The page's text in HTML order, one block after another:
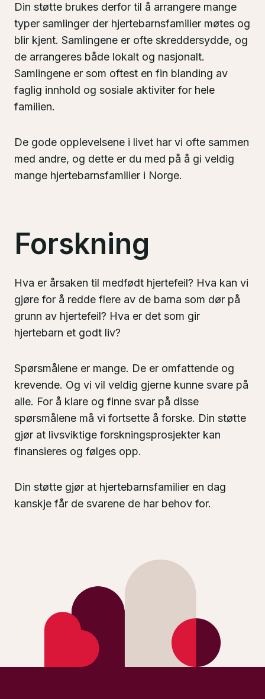
Din støtte brukes derfor til å arrangere mange
typer samlinger der hjertebarnsfamilier møtes og
blir kjent. Samlingene er ofte skreddersydde, og
de arrangeres både lokalt og nasjonalt.
Samlingene er som oftest en fin blanding av
faglig innhold og sosiale aktiviter for hele
familien.
De gode opplevelsene i livet har vi ofte sammen
med andre, og dette er du med på å gi veldig
mange hjertebarnsfamilier i Norge.
Forskning
Hva er årsaken til medfødt hjertefeil? Hva kan vi
gjøre for å redde flere av de barna som dør på
grunn av hjertefeil? Hva er det som gir
hjertebarn et godt liv?
Spørsmålene er mange. De er omfattende og
krevende. Og vi vil veldig gjerne kunne svare på
alle. For å klare og finne svar på disse
spørsmålene må vi fortsette å forske. Din støtte
gjør at livsviktige forskningsprosjekter kan
finansieres og følges opp.
Din støtte gjør at hjertebarnsfamilier en dag
kanskje får de svarene de har behov for.